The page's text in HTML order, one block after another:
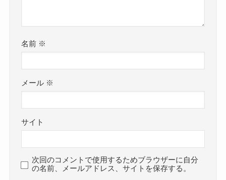
名前 ※
メール ※
サイト
次回のコメントで使用するためブラウザーに自分
の名前、メールアドレス、サイトを保存する。